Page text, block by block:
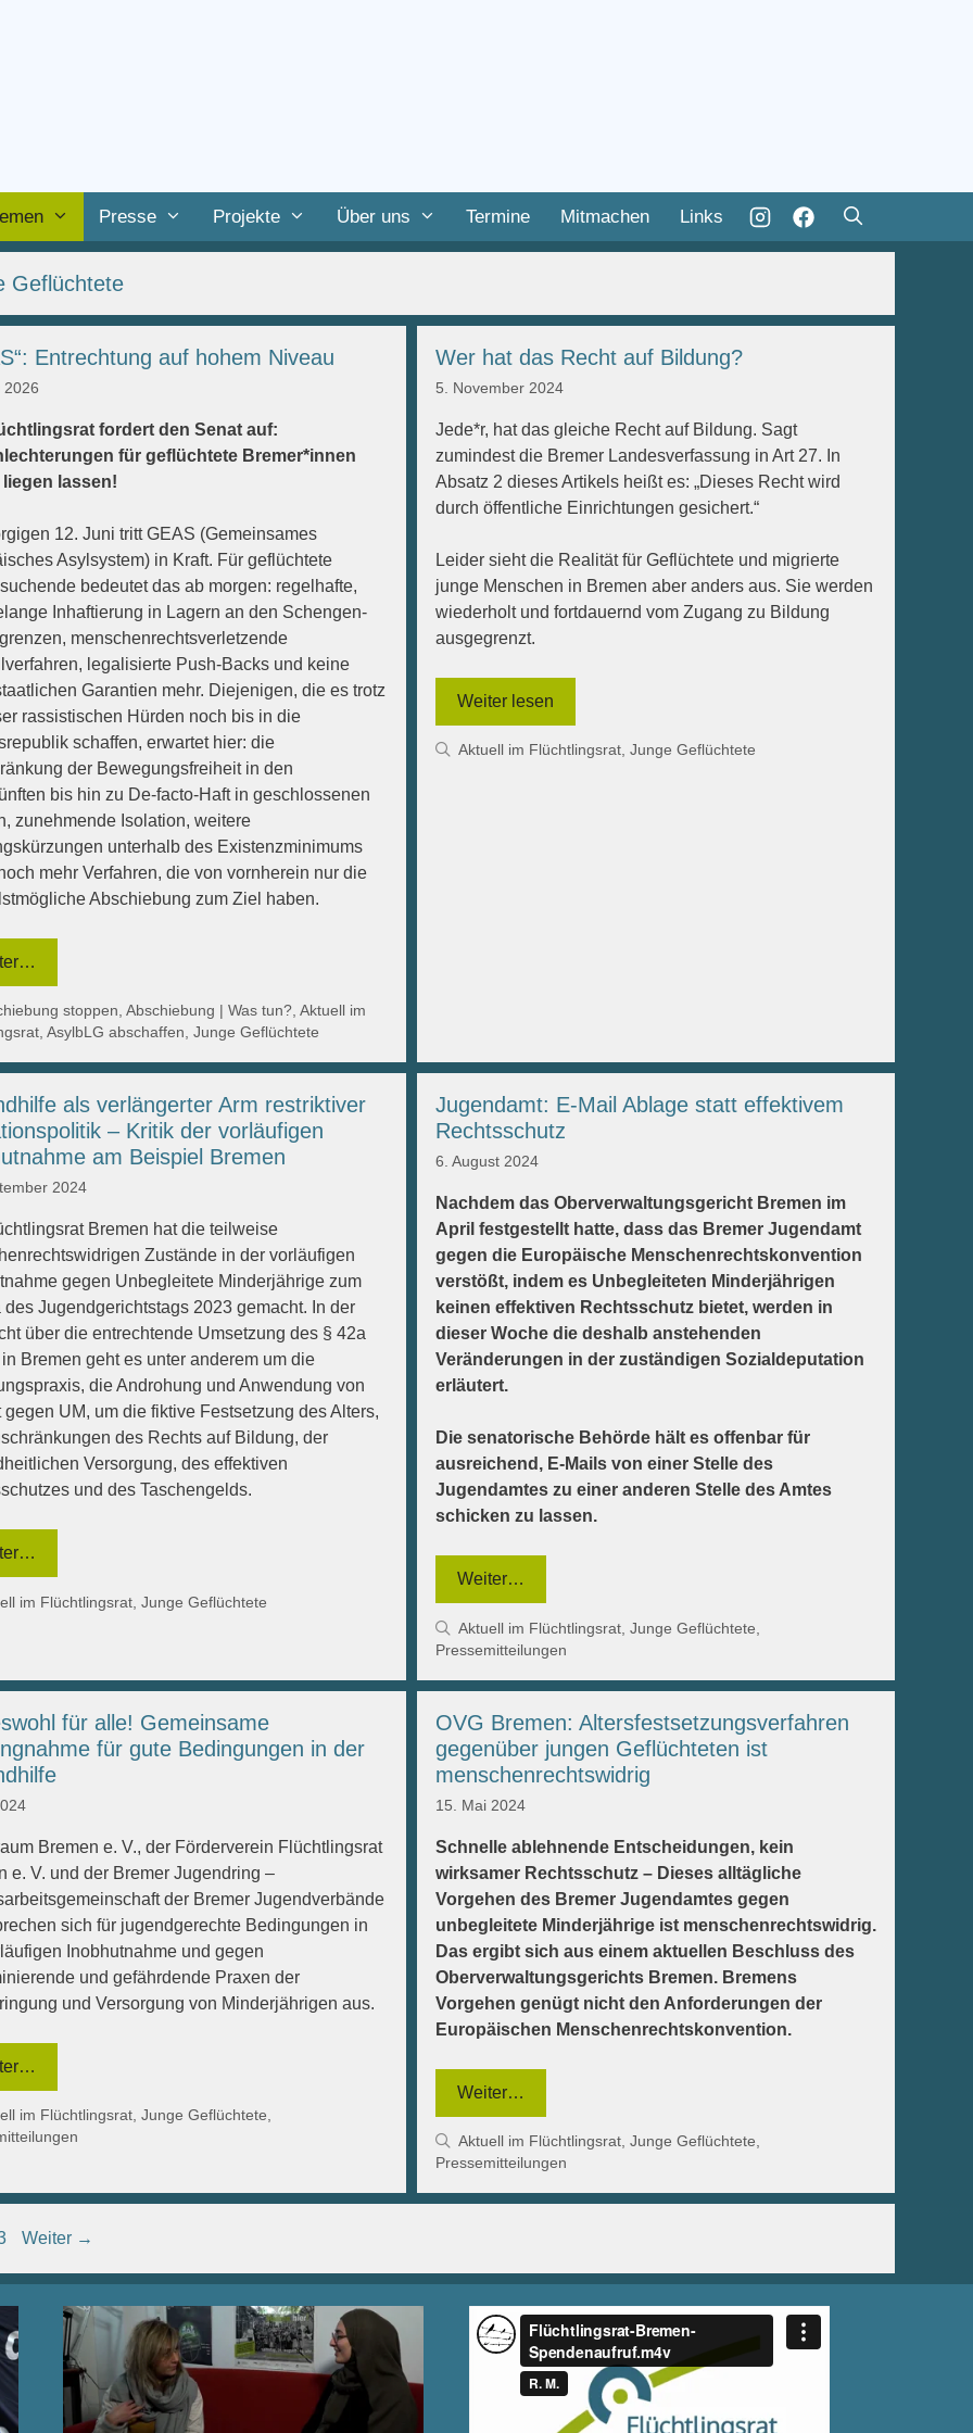
Presse Projekte Über uns Termine Mitmachen Links
Geflüchtete
Entrechtung auf hohem Niveau
2026
fordert den Senat auf:
für geflüchtete Bremer*innen
lassen!
12. Juni tritt GEAS (Gemeinsames
Asylsystem) in Kraft. Für geflüchtete
bedeutet das ab morgen: regelhafte,
Inhaftierung in Lagern an den Schengen-
menschenrechtsverletzende
legalisierte Push-Backs und keine
Garantien mehr. Diejenigen, die es trotz
rassistischen Hürden noch bis in die
schaffen, erwartet hier: die
der Bewegungsfreiheit in den
bis hin zu De-facto-Haft in geschlossenen
zunehmende Isolation, weitere
unterhalb des Existenzminimums
mehr Verfahren, die von vornherein nur die
Abschiebung zum Ziel haben.
stoppen,Abschiebung | Was tun?,Aktuell im
, AsylbLG abschaffen, Junge Geflüchtete
Wer hat das Recht auf Bildung?
5. November 2024
Jede*r, hat das gleiche Recht auf Bildung. Sagt
zumindest die Bremer Landesverfassung in Art 27. In
Absatz 2 dieses Artikels heißt es: „Dieses Recht wird
durch öffentliche Einrichtungen gesichert.“
Leider sieht die Realität für Geflüchtete und migrierte
junge Menschen in Bremen aber anders aus. Sie werden
wiederholt und fortdauernd vom Zugang zu Bildung
ausgegrenzt.
Weiter lesen
Kategorien
Aktuell im Flüchtlingsrat,Junge Geflüchtete
als verlängerter Arm restriktiver
– Kritik der vorläufigen
am Beispiel Bremen
2024
Bremen hat die teilweise
Zustände in der vorläufigen
gegen Unbegleitete Minderjährige zum
des Jugendgerichtstags 2023 gemacht. In der
über die entrechtende Umsetzung des § 42a
Bremen geht es unter anderem um die
die Androhung und Anwendung von
gegen UM, um die fiktive Festsetzung des Alters,
des Rechts auf Bildung, der
Versorgung, des effektiven
und des Taschengelds.
im Flüchtlingsrat ,Junge Geflüchtete
Jugendamt: E-Mail Ablage statt effektivem
Rechtsschutz
6. August 2024
Nachdem das Oberverwaltungsgericht Bremen im
April festgestellt hatte, dass das Bremer Jugendamt
gegen die Europäische Menschenrechtskonvention
verstößt, indem es Unbegleiteten Minderjährigen
keinen effektiven Rechtsschutz bietet, werden in
dieser Woche die deshalb anstehenden
Veränderungen in der zuständigen Sozialdeputation
erläutert.
Die senatorische Behörde hält es offenbar für
ausreichend, E-Mails von einer Stelle des
Jugendamtes zu einer anderen Stelle des Amtes
schicken zu lassen.
Weiter…
Kategorien
Aktuell im Flüchtlingsrat ,Junge Geflüchtete
Pressemitteilungen
für alle! Gemeinsame
für gute Bedingungen in der
Bremen e. V., der Förderverein Flüchtlingsrat
e. V. und der Bremer Jugendring –
der Bremer Jugendverbände
sich für jugendgerechte Bedingungen in
Inobhutnahme und gegen
und gefährdende Praxen der
und Versorgung von Minderjährigen aus.
im Flüchtlingsrat,Junge Geflüchtete,
OVG Bremen: Altersfestsetzungsverfahren
gegenüber jungen Geflüchteten ist
menschenrechtswidrig
15. Mai 2024
Schnelle ablehnende Entscheidungen, kein
wirksamer Rechtsschutz – Dieses alltägliche
Vorgehen des Bremer Jugendamtes gegen
unbegleitete Minderjährige ist menschenrechtswidrig.
Das ergibt sich aus einem aktuellen Beschluss des
Oberverwaltungsgerichts Bremen. Bremens
Vorgehen genügt nicht den Anforderungen der
Europäischen Menschenrechtskonvention.
Weiter…
Kategorien
Aktuell im Flüchtlingsrat,Junge Geflüchtete,
Pressemitteilungen
Weiter →